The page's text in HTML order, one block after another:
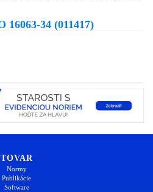
34 (011417)
TOVAR
Normy
Publikácie
Software